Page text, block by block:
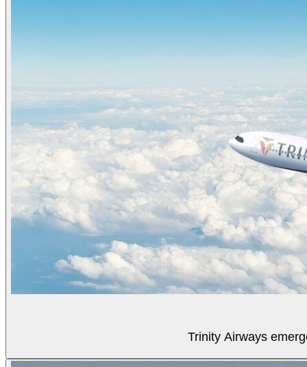
Trinity Airways